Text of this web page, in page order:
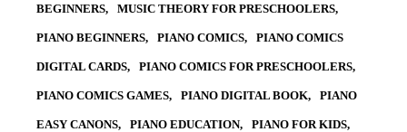
BEGINNERS MUSIC THEORY FOR PRESCHOOLERS
PIANO BEGINNERS PIANO COMICS PIANO COMICS
DIGITAL CARDS PIANO COMICS FOR PRESCHOOLERS
PIANO COMICS GAMES PIANO DIGITAL BOOK PIANO
EASY CANONS PIANO EDUCATION PIANO FOR KIDS